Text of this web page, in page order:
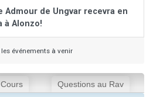
Admour de Ungvar recevra en
à Alonzo!
événements à venir
Cours Questions au Rav